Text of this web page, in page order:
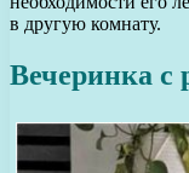
в другую комнату.
Вечеринка с